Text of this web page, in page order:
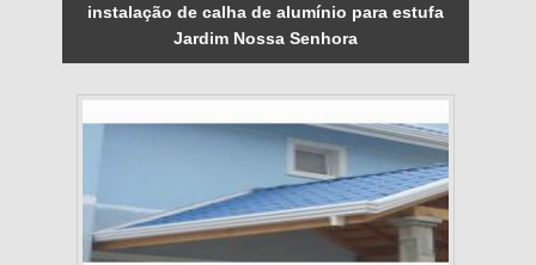
instalação de calha de alumínio para estufa
Jardim Nossa Senhora